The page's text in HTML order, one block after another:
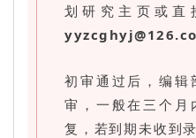
划研究主页或直
初审通过后，编辑
审，一般在三个月
复，若到期未收到